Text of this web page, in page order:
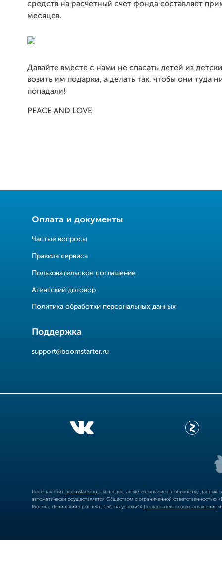
средств на расчетный счет фонда составляет
месяцев.
Давайте вместе с нами не спасать детей из
возить им подарки, а делать так, чтобы они туда
попадали!
PEACE AND LOVE
Оплата и документы
Частые вопросы
Правила сервиса
Пользовательское соглашение
Агентский договор
Политика обработки персональных данных
Поддержка
support@boomstarter.ru
Посещая сайт boomstarter.ru , вы предоставляете согласие на обработку
автоматически осуществляется Обществом с ограниченной
Москва, Ленинский проспект, 15А) на условиях Пользовательского соглашения и